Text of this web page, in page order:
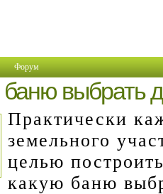
Форум
выбрать
Практически
земельного
целью
какую баню